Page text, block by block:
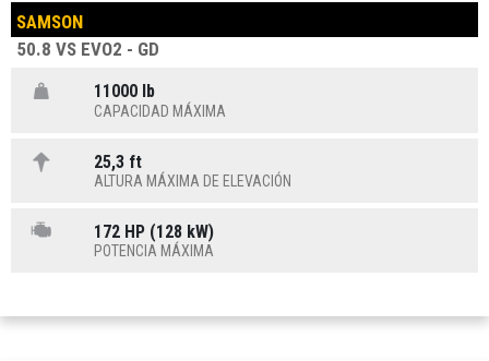
SAMSON
50.8 VS EVO2 - GD
11000 lb
CAPACIDAD MÁXIMA
25,3 ft
ALTURA MÁXIMA DE ELEVACIÓN
172 HP (128 kW)
POTENCIA MÁXIMA